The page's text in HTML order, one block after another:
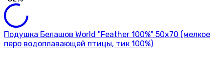
Подушка Белашов World "Feather 100%" 50х70 (мелкое
перо водоплавающей птицы, тик 100%)